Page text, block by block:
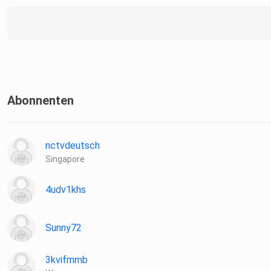
Abonnenten
nctvdeutsch
Singapore
4udv1khs
Sunny72
3kvifmmb